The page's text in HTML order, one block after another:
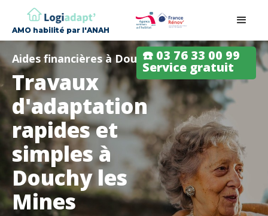
AMO habilité par l'ANAH
☎️ 03 76 33 00 99
Service gratuit
Aides financières à Douchy les Mines
Travaux
d'adaptation
rapides et
simples à
Douchy les
Mines